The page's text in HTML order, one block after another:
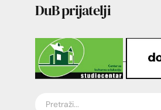
DuB prijatelji